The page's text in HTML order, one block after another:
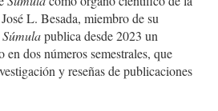
L. Besada, miembro de su
Súmulapublica desde 2023 un
dos números semestrales, que
y reseñas de publicaciones